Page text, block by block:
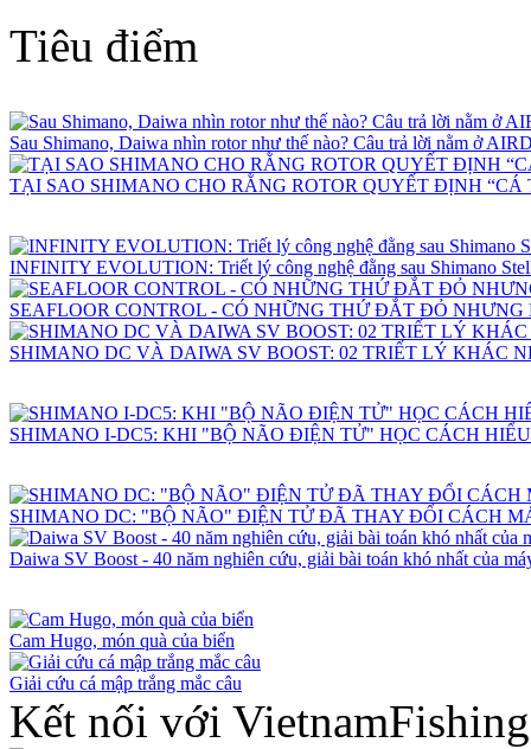
Tiêu điểm
Sau Shimano, Daiwa nhìn rotor như thế nào? Câu trả lời nằm ở
TẠI SAO SHIMANO CHO RẰNG ROTOR QUYẾT ĐỊNH “CÁ
INFINITY EVOLUTION: Triết lý công nghệ đằng sau Shimano
SEAFLOOR CONTROL - CÓ NHỮNG THỨ ĐẮT ĐỎ
SHIMANO DC VÀ DAIWA SV BOOST: 02 TRIẾT LÝ KHÁC
SHIMANO I-DC5: KHI "BỘ NÃO ĐIỆN TỬ" HỌC CÁCH
SHIMANO DC: "BỘ NÃO" ĐIỆN TỬ ĐÃ THAY ĐỔI CÁCH
Daiwa SV Boost - 40 năm nghiên cứu, giải bài toán khó nhất của
Cam Hugo, món quà của biển
Giải cứu cá mập trắng mắc câu
Kết nối với